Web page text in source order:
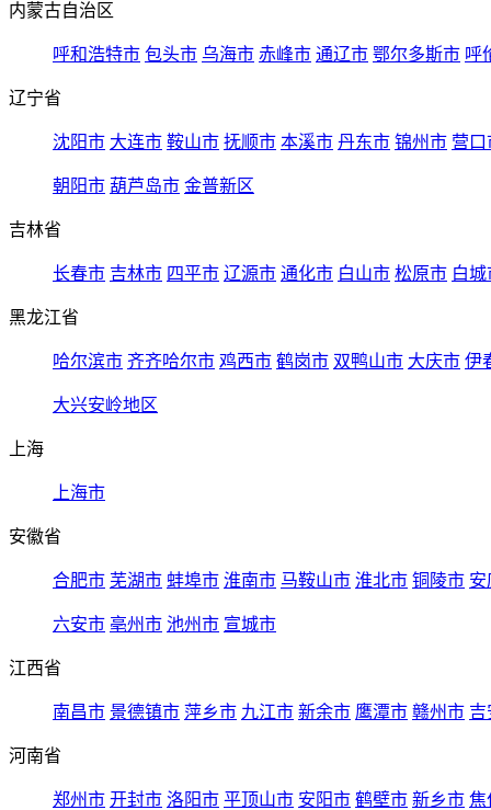
内蒙古自治区
呼和浩特市 包头市 乌海市 赤峰市 通辽市 鄂尔多斯市 呼
辽宁省
沈阳市 大连市 鞍山市 抚顺市 本溪市 丹东市 锦州市 营口
朝阳市 葫芦岛市 金普新区
吉林省
长春市 吉林市 四平市 辽源市 通化市 白山市 松原市 白城
黑龙江省
哈尔滨市 齐齐哈尔市 鸡西市 鹤岗市 双鸭山市 大庆市 伊
大兴安岭地区
上海
上海市
安徽省
合肥市 芜湖市 蚌埠市 淮南市 马鞍山市 淮北市 铜陵市 安
六安市 亳州市 池州市 宣城市
江西省
南昌市 景德镇市 萍乡市 九江市 新余市 鹰潭市 赣州市 吉
河南省
郑州市 开封市 洛阳市 平顶山市 安阳市 鹤壁市 新乡市 焦